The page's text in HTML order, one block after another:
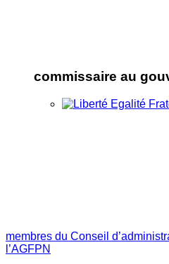
commissaire au
membres du Conseil
l’AGFPN